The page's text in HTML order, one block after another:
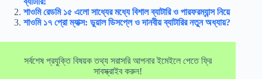
শাওমি রেডমি ১৫ এলো সাধ্যের মধ্যে বিশাল ব্যাটারি ও পারফরম্যান্স নিয়ে
শাওমি ১৭ প্রো ম্যাক্স: ডুয়াল ডিসপ্লে ও দানবীয় ব্যাটারির নতুন অধ্যায়?
সর্বশেষ প্রযুক্তি বিষয়ক তথ্য সরাসরি আপনার ইমেইলে পেতে ফ্রি
সাবস্ক্রাইব করুন!